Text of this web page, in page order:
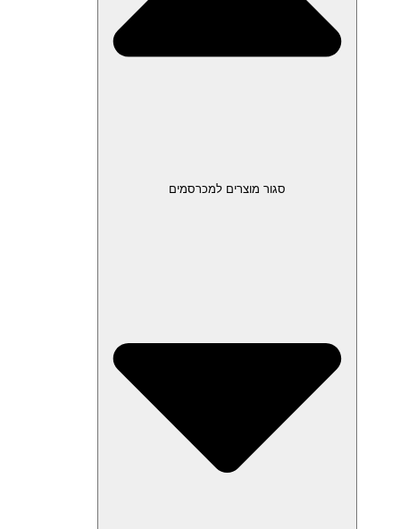
סגור מוצרים למכרסמים